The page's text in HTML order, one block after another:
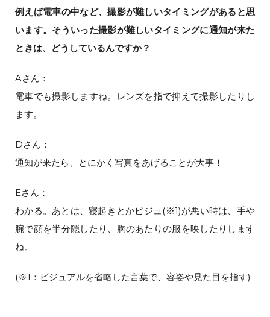
例えば電車の中など、撮影が難しいタイミングがあると思
います。そういった撮影が難しいタイミングに通知が来た
ときは、どうしているんですか？
Aさん：
電車でも撮影しますね。レンズを指で抑えて撮影したりし
ます。
Dさん：
通知が来たら、とにかく写真をあげることが大事！
Eさん：
わかる。あとは、寝起きとかビジュ(※1)が悪い時は、手や
腕で顔を半分隠したり、胸のあたりの服を映したりします
ね。
(※1：ビジュアルを省略した言葉で、容姿や見た目を指す)